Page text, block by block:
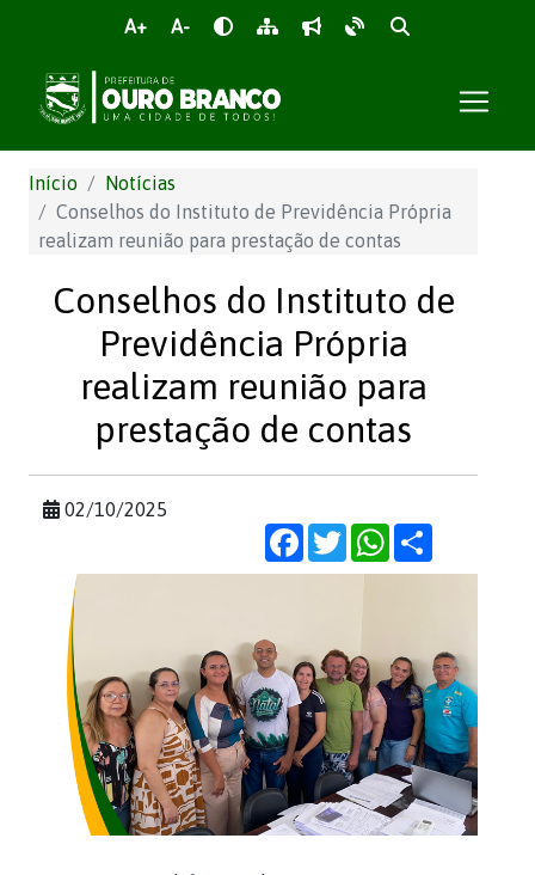
A+ A-
Início
Notícias
Conselhos do Instituto de Previdência Própria
realizam reunião para prestação de contas
Conselhos do Instituto de
Previdência Própria
realizam reunião para
prestação de contas
02/10/2025
Facebook
TwitterWhatsApp